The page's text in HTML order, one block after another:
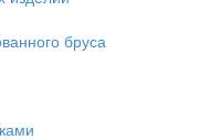
бруса